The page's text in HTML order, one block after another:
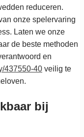
reduceren.
onze spelervaring
Laten we onze
de beste methoden
en
437550-40 veilig te
bij